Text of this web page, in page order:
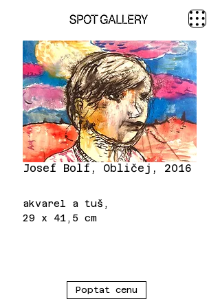
Josef Bolf, Obličej, 2016
akvarel a tuš,
29 x 41,5 cm
Poptat cenu